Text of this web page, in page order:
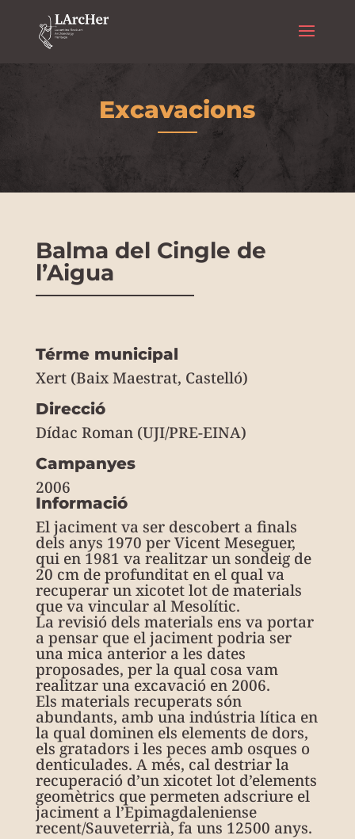
Excavacions
Balma del Cingle de
l’Aigua
Térme municipal
Xert (Baix Maestrat, Castelló)
Direcció
Dídac Roman (UJI/PRE-EINA)
Campanyes
2006
Informació
El jaciment va ser descobert a finals
dels anys 1970 per Vicent Meseguer,
qui en 1981 va realitzar un sondeig de
20 cm de profunditat en el qual va
recuperar un xicotet lot de materials
que va vincular al Mesolític.
La revisió dels materials ens va portar
a pensar que el jaciment podria ser
una mica anterior a les dates
proposades, per la qual cosa vam
realitzar una excavació en 2006.
Els materials recuperats són
abundants, amb una indústria lítica en
la qual dominen els elements de dors,
els gratadors i les peces amb osques o
denticulades. A més, cal destriar la
recuperació d’un xicotet lot d’elements
geomètrics que permeten adscriure el
jaciment a l’Epimagdaleniense
recent/Sauveterrià, fa uns 12500 anys.